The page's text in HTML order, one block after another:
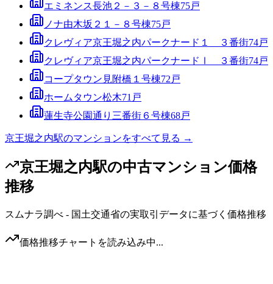
エミネンス長池２－３－８号棟75戸
ノナ由木坂２１－８号棟75戸
クレヴィア京王堀之内パークナード１ ３番街74戸
クレヴィア京王堀之内パークナードⅠ ３番街74戸
コープタウン見附橋１号棟72 戸
ホームタウン松木71 戸
蓮生寺公園通り三番街６号棟68戸
京王堀之内駅のマンションをすべて見る →
京王堀之内駅の中古マンション価格
推移
スムナラ調べ - 国土交通省の実取引データに基づく価格推移
価格推移チャートを読み込み中...